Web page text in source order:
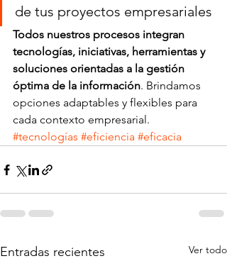
de tus proyectos empresariales
Todos nuestros procesos integran
tecnologías, iniciativas, herramientas y
soluciones orientadas a la gestión
óptima de la información. Brindamos
opciones adaptables y flexibles para
cada contexto empresarial.
#tecnologías #eficiencia #eficacia
Entradas recientes Ver todo